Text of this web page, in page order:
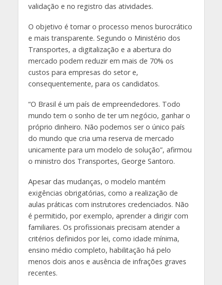
validação e no registro das atividades.
O objetivo é tornar o processo menos burocrático
e mais transparente. Segundo o Ministério dos
Transportes, a digitalização e a abertura do
mercado podem reduzir em mais de 70% os
custos para empresas do setor e,
consequentemente, para os candidatos.
“O Brasil é um país de empreendedores. Todo
mundo tem o sonho de ter um negócio, ganhar o
próprio dinheiro. Não podemos ser o único país
do mundo que cria uma reserva de mercado
unicamente para um modelo de solução”, afirmou
o ministro dos Transportes, George Santoro.
Apesar das mudanças, o modelo mantém
exigências obrigatórias, como a realização de
aulas práticas com instrutores credenciados. Não
é permitido, por exemplo, aprender a dirigir com
familiares. Os profissionais precisam atender a
critérios definidos por lei, como idade mínima,
ensino médio completo, habilitação há pelo
menos dois anos e ausência de infrações graves
recentes.